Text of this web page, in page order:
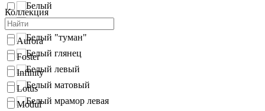
Белый
Белый "жасмин"
Белый "туман"
Белый глянец
Белый левый
Белый матовый
Белый мрамор левая
Коллекция
Aurora
Foster
Infinity
Lotus
Modul